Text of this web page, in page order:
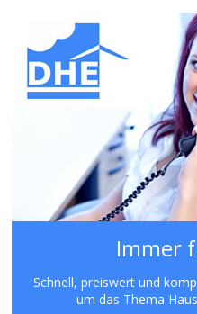
Immer
Schnell, preiswert und
um das Thema